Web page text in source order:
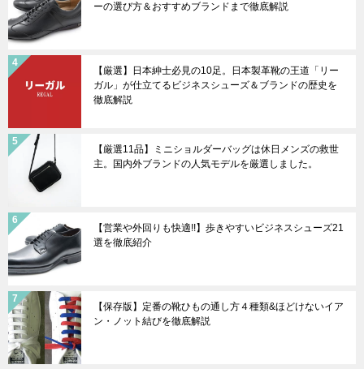
ーの選び方＆おすすめブランドまで徹底解説
【厳選】日本紳士必見の10足。日本製革靴の王道「リー
ガル」が仕立てるビジネスシューズ＆ブランドの歴史を
徹底解説
【厳選11品】ミニショルダーバッグは休日メンズの救世
主。国内外ブランドの人気モデルを厳選しました。
【営業や外回りも快適!!】歩きやすいビジネスシューズ21
選を徹底紹介
【保存版】定番の靴ひもの通し方４種類&ほどけないイア
ン・ノット結びを徹底解説